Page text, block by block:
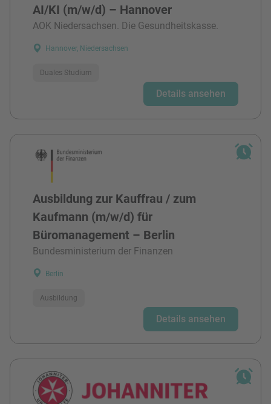
AI/KI (m/w/d) – Hannover
AOK Niedersachsen. Die Gesundheitskasse.
Hannover, Niedersachsen
Duales Studium
Details ansehen
Ausbildung zur Kauffrau / zum
Kaufmann (m/w/d) für
Büromanagement – Berlin
Bundesministerium der Finanzen
Berlin
Ausbildung
Details ansehen